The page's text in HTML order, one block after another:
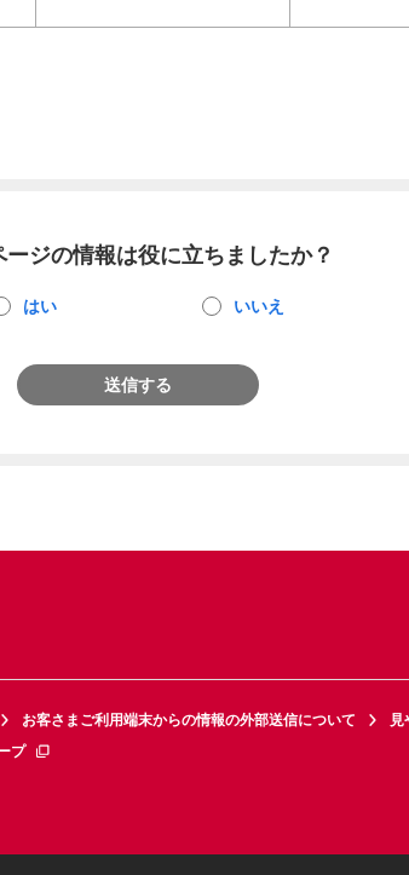
ージの情報は役に立ちましたか？
はい いいえ
送信する
お客さまご利用端末からの情報の外部送信について
見
プ